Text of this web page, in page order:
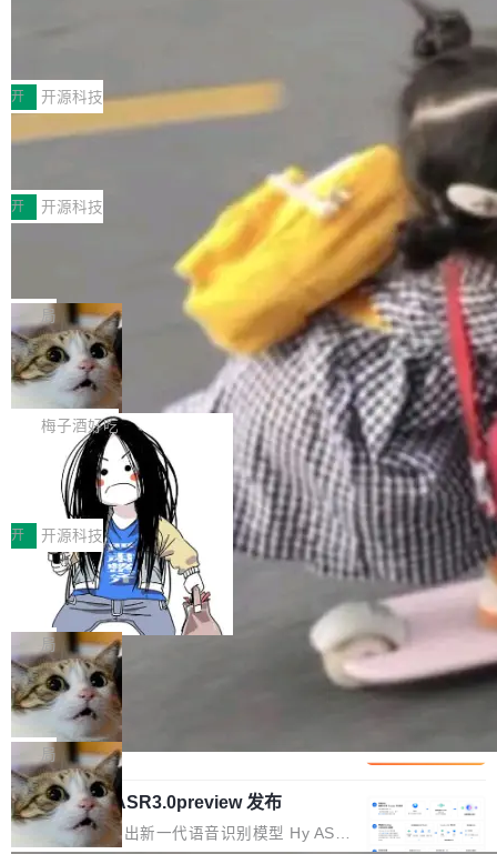
MPComm将作为一种传输引擎接入Mooncake T
ENT，实现零拷贝传输性能提升30%、非零拷贝
传输性能最高提升5倍。UCL-MPComm底层基
于自研UCL-Engine通信引擎，后续腾讯网平将
持续开源更多基于UCL-Engine的高性能通信组
件。 腾讯网平团队在UCL-MPComm中实现了一
个独立于业务线程的全局通信引擎（Engine），
型案例入选名单》，深信服“面向企业研发场景的
开源 AI 编程平台 CoStrict 应用”凭借卓越的技术
创新与落地成效成功入选。 全链路私有化部署，
助力企业AI研发安全落地 当前，越来越多企业已
经开始引入 AI Coding 工具，通过调用公有云模
型或企业内部部署模型提升研发效率。但随着 AI
Coding 从个人辅助工具逐步走向团队级、组织
级应用，企业在规模化落地过程中，对安全性、
可控性和代码质量提出了更高要求。 首先是数据
安全与合规要求。对于大多数普通研发场景，公
有云模型能够满足快速试用和效率提升的需求。
但对于金融、能源、医疗等对数据安全要求较...
开 开源科技
深信服AI算力网关入选工信部人工智能
前不久，工业和信息化部正式发布《2025年人工
智能应用典型案例名单》，集中展示人工智能在
各领域的应用成果，覆盖技术底座、行业赋能、
产品应用、支撑保障、专题等五大方向。深信服
AI算力网关（AI创新平台）成功入选！ 随着各行
各业的Agent走向规模化建设，算力构成形态逐
渐丰富，用户关注的重点也在发生变化：不只是
让AI用起来，还要进一步看清混合算力时代下，
Token花在哪里、算力是否被充分利用，以及持
续增长的AI成本该如何优化。 深信服AI算力网关
正是围绕这些实际问题，从Token治理和成本治
理两个方面，让用户的每一份算力都看得清、管
得住、用得稳、省得下、更安全！ 一、从现在开
始，Token使用一目...
开 开源科技
Jeff Dean 离开 Google：一个时代的结
束，一个实验室的开始
Google 员工编号 20。MapReduce 作者之一。
Bigtable 作者之一。TensorFlow 的作者之一。
Gemini 的架构师。Google 首席科学家。 Jeff D
ean 在 Google 工作了 27 年后，宣布离职。 他
不是一个人走。一同离开的还有 Sanjay Ghema
wat（Google 员工编号 23，Jeff Dean 二十多
年的编程搭档，MapReduce 和 Bigtable 的共同
作者）、Quoc Le（Google 大脑核心成员，Se
q2Seq 和 DocAI 的共同发明人）以及 Oriol Vin
yals（Gemini 联合负责人，AlphaSta...
局
🔥 SolonCode v2026.8.4 发布：界面
字体可调、22 种语言、记忆搜索增强
打开终端就能上岗的全中文编码智能体，这一轮
把「看得清、用母语、记得住」三件事一次补
齐。 SolonCode 是什么 SolonCode 是杭州无
耳科技研发的企业级终端编码智能体——一位全
中文驱动的数字员工，自主理解需求、规划步
骤、编写代码。不挑模型、不挑平台，curl 一行
装完即用。 开源地址：Gitee · GitCode · GitHu
b 安装 支持 Java 8+（8~26）、macOS / Linu
x / Windows / Harmony PC。 # macOS / Linu
x / Harmony PC curl -fsSL https://solon.noea
r.org/solon...
梅子酒好吃
让“代码语义理解”深度释放AI Coding
价值潜能：华为云码道（CodeArts）
代码仓技术解析
一、代码仓深度理解技术的作用与价值 在软件工
程实践中，代码仓是企业核心知识资产的主要载
体。企业级代码仓库通常包含数十万乃至数百万
个文件，其规模远超单次模型调用可承载的上下
文窗口。随着项目规模的持续扩张与代码历史的
不断累积，代码仓中的模块关系、接口契约、业
务逻辑等关键信息往往分散于数十乃至数百个文
件之中，形成高度复杂的知识关联网络。传统的
代码检索手段（如关键词匹配、目录遍历）仅能
在语法层面完成文本定位，难以触及代码的语义
内涵与结构关联，导致开发者使用代码智能体在
理解大规模代码仓时面临显著"代码仓理解"瓶
颈。 代码仓深度理解服务（以下简称" CodeBas
开 开源科技
一条“删库”命令跑 17 小时，算法工程
师删光 89TB 数据只为干私活
最高人民检察院8月4日公布了一起案件：北京一
名90后算法工程师王某，为了给自己接的私活腾
服务器空间，删光了公司AI游戏部门的全部核心
数据。 王某2024年1月入职东城区某科技公司AI
短剧部门，有互联网大厂背景。在公司内部架构
调整期间，部门三次通知全员将数据从A集群迁
移到B集群，王某都回复了"收到"。 他没有迁移
数据。2024年9月3日下午4点，他使用此前登录
的账号密码进入A集群，输入了一条被程序员圈
局
Cloudflare 分享推理优化实践：KV ca
che 量化 + 权重压缩，吞吐量提升 4
1%，成本降 30%
Kimi 和 GLM 是当前最强的大模型系列之一，但
它们有一个共同的问题：太吃显存了。月之暗面
的 Kimi K 系列和智谱的 GLM 都是长上下文、M
oE 架构的大模型，好用到让人上瘾，但 GPU 显
存永远不够用。 Cloudflare 的 Workers AI 团队
局
腾讯混元 Hy ASR3.0preview 发布
腾讯混元正式推出新一代语音识别模型 Hy ASR